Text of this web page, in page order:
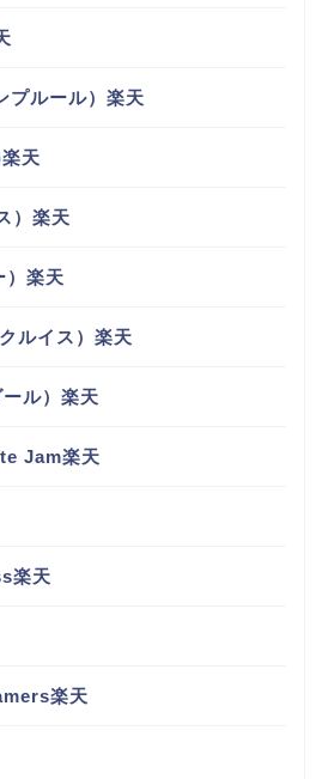
プルール）楽天
天
）楽天
）楽天
ルイス）楽天
ル）楽天
Jam楽天
楽天
楽天